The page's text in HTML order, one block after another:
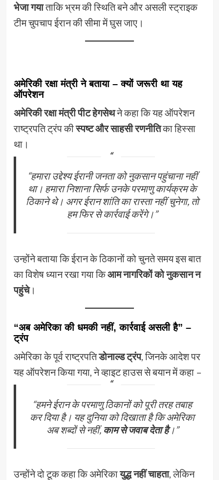
भेजा गयाताकि भ्रम की स्थिति बने और असली स्ट्राइक
टीम चुपचाप ईरान की सीमा में घुस जाए।
अमेरिकी रक्षा मंत्री ने बताया – क्यों जरूरी था यह
ऑपरेशन
अमेरिकी रक्षा मंत्री पीट हेगसेथने कहा कि यह ऑपरेशन
राष्ट्रपति ट्रंप कीस्पष्ट और साहसी रणनीतिका हिस्सा
था।
“हमारा उद्देश्य ईरानी जनता को नुकसान पहुंचाना नहीं
था। हमारा निशाना सिर्फ उनके परमाणु कार्यक्रम के
ठिकाने थे। अगर ईरान शांति का रास्ता नहीं चुनेगा, तो
हम फिर से कार्रवाई करेंगे।”
उन्होंने बताया कि ईरान के ठिकानों को चुनते समय इस बात
का विशेष ध्यान रखा गया किआम नागरिकों को नुकसान न
पहुंचे।
“अब अमेरिका की धमकी नहीं, कार्रवाई असली है” –
ट्रंप
अमेरिका के पूर्व राष्ट्रपतिडोनाल्ड ट्रंप, जिनके आदेश पर
यह ऑपरेशन किया गया, ने व्हाइट हाउस से बयान में कहा –
“हमने ईरान के परमाणु ठिकानों को पूरी तरह तबाह
कर दिया है। यह दुनिया को दिखाता है कि अमेरिका
अब शब्दों से नहीं, काम से जवाब देता है।”
उन्होंने दो टूक कहा कि अमेरिकायुद्ध नहीं चाहता, लेकिन